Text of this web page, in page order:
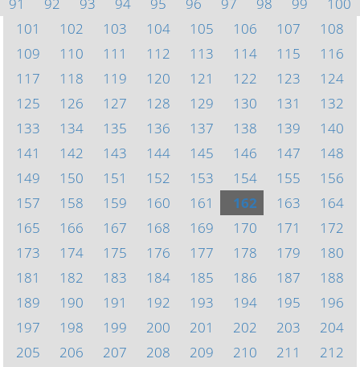
101
102 103 104 105 106 107
108
109
110 111 112 113 114 115
116
117
118 119 120 121 122 123
124
125
126 127 128 129 130 131
132
133
134 135 136 137 138 139
140
141
142 143 144 145 146 147
148
149
150 151 152 153 154 155
156
157
158 159 160 161 162 163
164
165
166 167 168 169 170 171
172
173
174 175 176 177 178 179
180
181
182 183 184 185 186 187
188
189
190 191 192 193 194 195
196
197
198 199 200 201 202 203
204
205
206 207 208 209 210 211
212